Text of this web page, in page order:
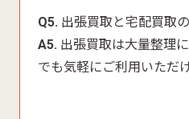
Q5. 出張買取と宅配買取
A5. 出張買取は大量整理
でも気軽にご利用いただ